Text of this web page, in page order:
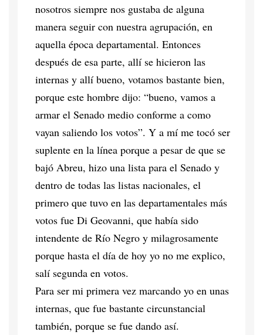
nosotros siempre nos gustaba de alguna
manera seguir con nuestra agrupación, en
aquella época departamental. Entonces
después de esa parte, allí se hicieron las
internas y allí bueno, votamos bastante bien,
porque este hombre dijo: “bueno, vamos a
armar el Senado medio conforme a como
vayan saliendo los votos”. Y a mí me tocó ser
suplente en la línea porque a pesar de que se
bajó Abreu, hizo una lista para el Senado y
dentro de todas las listas nacionales, el
primero que tuvo en las departamentales más
votos fue Di Geovanni, que había sido
intendente de Río Negro y milagrosamente
porque hasta el día de hoy yo no me explico,
salí segunda en votos.
Para ser mi primera vez marcando yo en unas
internas, que fue bastante circunstancial
también, porque se fue dando así.